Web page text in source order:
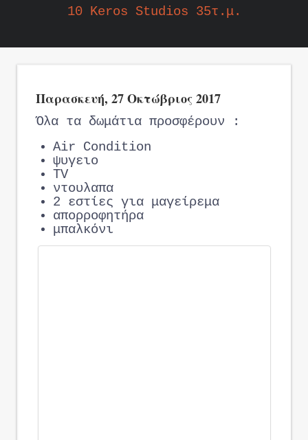
10 Keros Studios 35τ.μ.
Παρασκευή, 27 Οκτώβριος 2017
Όλα τα δωμάτια προσφέρουν :
Air Condition
ψυγειο
TV
ντουλαπα
2 εστίες για μαγείρεμα
απορροφητήρα
μπαλκόνι